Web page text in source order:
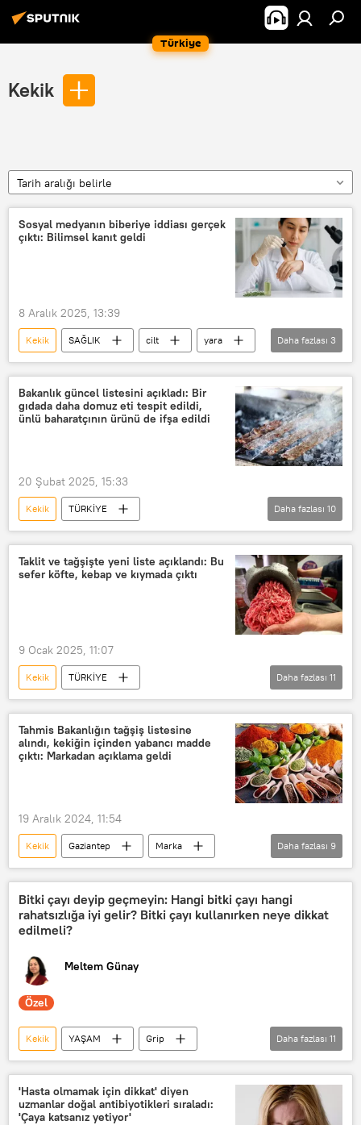
Türkiye
Kekik
Tarih aralığı belirle
Sosyal medyanın biberiye iddiası gerçek
çıktı: Bilimsel kanıt geldi
8 Aralık 2025, 13:39
Kekik SAĞLIK cilt
yara
Araştırma
İyileşmek krem
Daha fazlası 3
Bakanlık güncel listesini açıkladı: Bir
gıdada daha domuz eti tespit edildi,
ünlü baharatçının ürünü de ifşa edildi
20 Şubat 2025, 15:33
Kekik
TÜRKİYE
Tarım ve Orman Bakanlığı
Adana
Konya
Köfteci Yusuf
Adana kebap
Haberler
Daha fazlası 10
Taklit ve tağşişte yeni liste açıklandı: Bu
sefer köfte, kebap ve kıymada çıktı
9 Ocak 2025, 11:07
Kekik
TÜRKİYE
Tarım ve Orman Bakanlığı
Liste
taklit tağşiş listesi
taklit ürün
Biber
kıyma
Zeytinyağı
Daha fazlası 11
Tahmis Bakanlığın tağşiş listesine
alındı, kekiğin içinden yabancı madde
çıktı: Markadan açıklama geldi
19 Aralık 2024, 11:54
Kekik Gaziantep
Marka
TÜRKİYE
Kahve
tağşiş
taklit tağşiş listesi
Tarım ve Orman Bakanlığı
Sağlık
baharat
Daha fazlası 9
Bitki çayı deyip geçmeyin: Hangi bitki çayı hangi
rahatsızlığa iyi gelir? Bitki çayı kullanırken neye dikkat
edilmeli?
Meltem Günay
Özel
Kekik YAŞAM
Grip
soğuk algınlığı
solunum yolu rahatsızlıkları
üst solunum yolu
ıhlamur
Daha fazlası 11
'Hasta olmamak için dikkat' diyen
uzmanlar doğal antibiyotikleri sıraladı:
'Çaya katsanız yetiyor'